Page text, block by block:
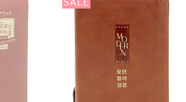
SALE